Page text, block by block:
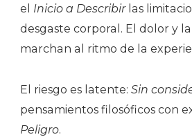
el Inicio a Describirlas
desgaste corporal. El dolor y
marchan al ritmo de la
El riesgo es latente: Sin
pensamientos filosóficos con
Peligro.